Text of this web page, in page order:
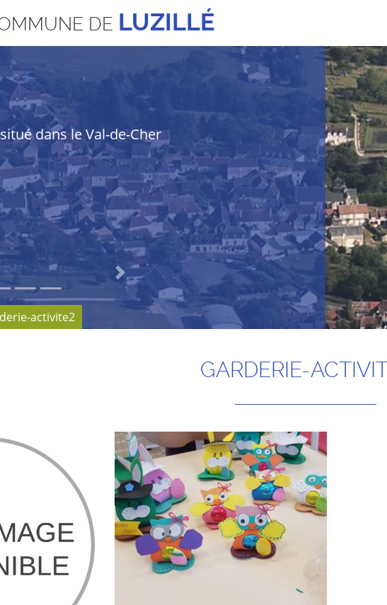
DE LUZILLÉ
dans le Val-de-Cher
Next
activite2
GARDERIE-